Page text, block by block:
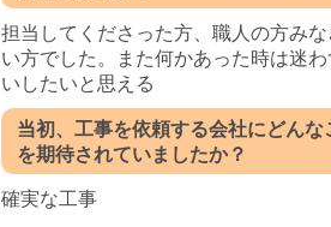
担当してくださった方、職人の方みな
い方でした。また何かあった時は迷
いしたいと思える
当初、工事を依頼する会社にどんな
を期待されていましたか？
確実な工事